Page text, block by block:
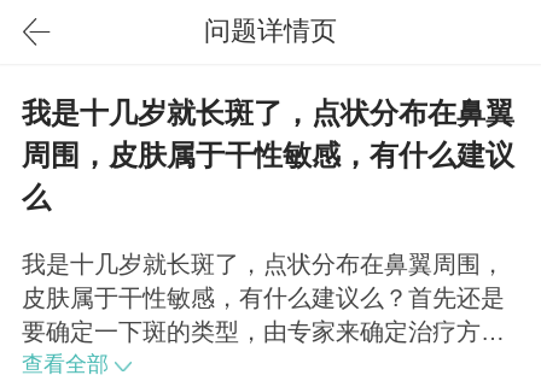
问题详情页
我是十几岁就长斑了，点状分布在鼻翼
周围，皮肤属于干性敏感，有什么建议
么
我是十几岁就长斑了，点状分布在鼻翼周围，
皮肤属于干性敏感，有什么建议么？首先还是
要确定一下斑的类型，由专家来确定治疗方
案。据您的描述，应该是雀斑，还是比较容易
查看全部